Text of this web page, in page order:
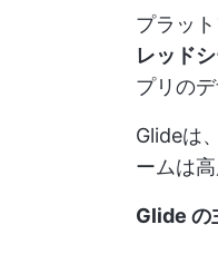
プラッ
レッド
プリの
Glideは
ームは
Glide の